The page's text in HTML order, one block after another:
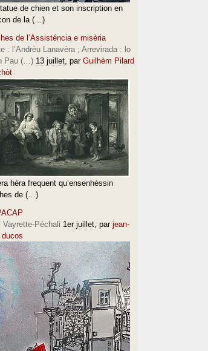
de chien et son inscription en
de la (…)
de l’Assisténcia e misèria
: l’Andrèu Lanavèra ; Arrevirada : lo
Pau (…) 13 juillet, par Guilhèm Pilard
hèra frequent qu’ensenhèssin
de (…)
Vayrette-Péchali 1er juillet, par jean-
ducos